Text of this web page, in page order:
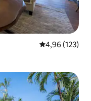
4,96 de uma
4,96 (123)